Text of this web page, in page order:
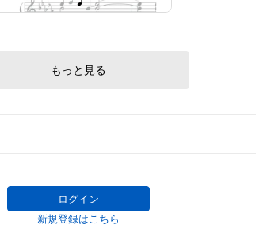
もっと見る
ログイン
新規登録はこちら